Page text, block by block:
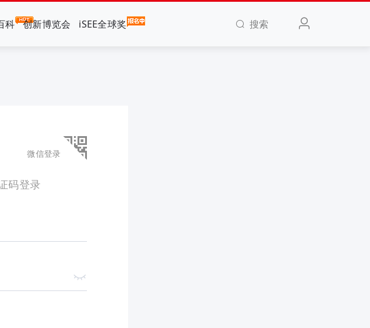
科 创新博览会 iSEE全球奖 搜索
微信登录
码登录